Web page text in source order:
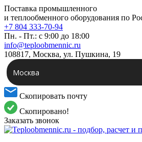
Поставка промышленного
и теплообменного оборудования по
+7 804 333-70-94
Пн. - Пт.: с 9:00 до 18:00
info@teploobmennic.ru
108817, Москва, ул. Пушкина, 19
Москва
Скопировать почту
Скопировано!
Заказать звонок